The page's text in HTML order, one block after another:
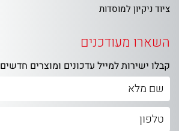
ציוד ניקיון למוסדות
השארו מעודכנים
קבלו ישירות למייל עדכונים ומוצרים חדשים